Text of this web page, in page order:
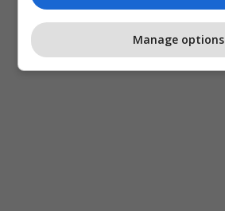
Manage options